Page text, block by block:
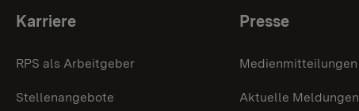
Themenübersicht
Karriere
RPS als Arbeitgeber
Stellenangebote
Presse
Medienmitteilungen
Aktuelle Meldungen